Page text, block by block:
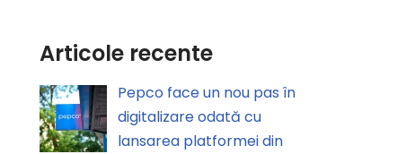
Articole recente
Pepco face un nou pas în
digitalizare odată cu
lansarea platformei din